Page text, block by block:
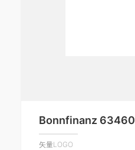
Bonnfinanz 63460
矢量LOGO